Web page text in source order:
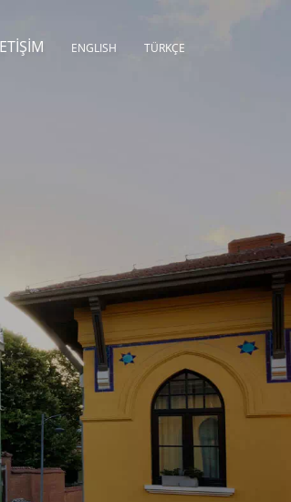
ENGLISH TÜRKÇE